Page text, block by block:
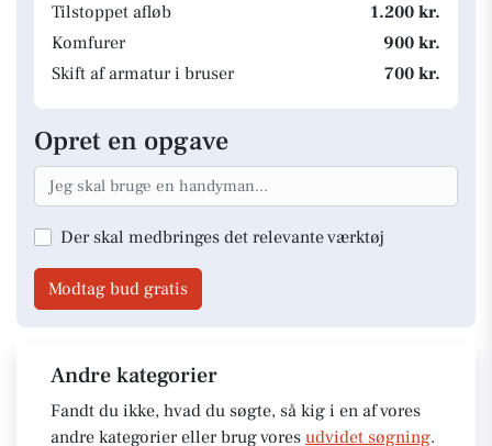
Tilstoppet afløb
1.200 kr.
Komfurer
900 kr.
Skift af armatur i bruser
700 kr.
Opret en opgave
Der skal medbringes det relevante værktøj
Modtag bud gratis
Andre kategorier
Fandt du ikke, hvad du søgte, så kig i en af vores
andre kategorier eller brug vores udvidet søgning.